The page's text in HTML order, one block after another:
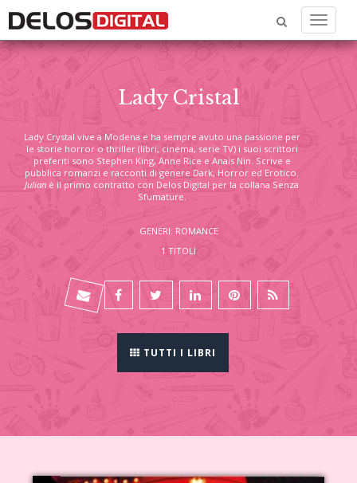
Menu
Lady Cristal
Lady Crystal vive a Modena e ha sempre avuto una passione per
le storie horror o thriller (libri, cinema, serie TV) i suoi scrittori
preferiti sono Stephen King, Anne Rice e Anais Nin. Scrive e
pubblica romanzi e racconti di genere Dark, Horror ed Erotico.
Julian è il primo contratto con Delos Digital per la collana Senza
Sfumature.
GENERI: ROMANCE
1 TITOLI
TUTTI I LIBRI